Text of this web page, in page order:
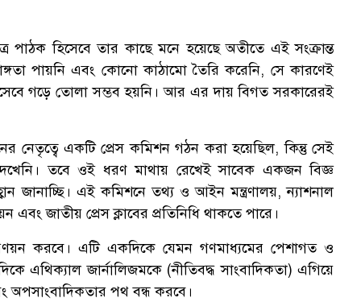
হিসেবে তার কাছে মনে হয়েছে অতীতে এই সংক্রান্ত
পায়নি এবং কোনো কাঠামো তৈরি করেনি, সে কারণেই
গড়ে তোলা সম্ভব হয়নি। আর এর দায় বিগত সরকারেরই
নেতৃত্বে একটি প্রেস কমিশন গঠন করা হয়েছিল, কিন্তু সেই
তবে ওই ধরণ মাথায় রেখেই সাবেক একজন বিজ্ঞ
জানাচ্ছি। এই কমিশনে তথ্য ও আইন মন্ত্রণালয়, ন্যাশনাল
জাতীয় প্রেস ক্লাবের প্রতিনিধি থাকতে পারে।
করবে। এটি একদিকে যেমন গণমাধ্যমের পেশাগত ও
এথিক্যাল জার্নালিজমকে (নীতিবদ্ধ সাংবাদিকতা) এগিয়ে
অপসাংবাদিকতার পথ বন্ধ করবে।